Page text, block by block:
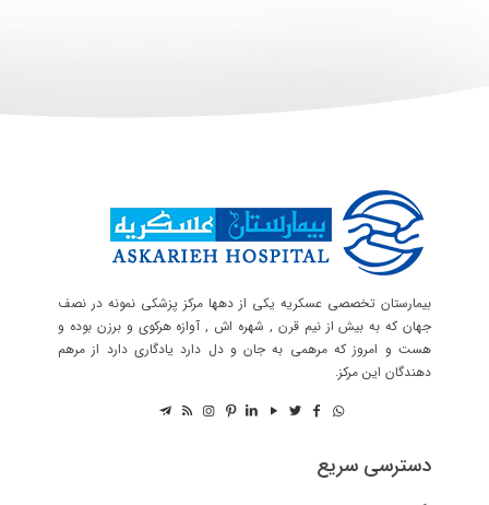
بیمارستان تخصصی عسکریه یکی از دهها مرکز پزشکی نمونه در نصف
جهان که به بیش از نیم قرن , شهره اش , آوازه هرکوی و برزن بوده و
هست و امروز که مرهمی به جان و دل دارد یادگاری دارد از مرهم
دهندگان این مرکز.
دسترسی سریع